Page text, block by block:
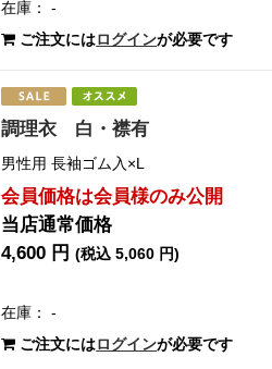
在庫： -
ご注文にはログインが必要です
調理衣 白・襟有
男性用 長袖ゴム入×L
会員価格は会員様のみ公開
当店通常価格
4,600 円(税込 5,060 円)
在庫： -
ご注文にはログインが必要です